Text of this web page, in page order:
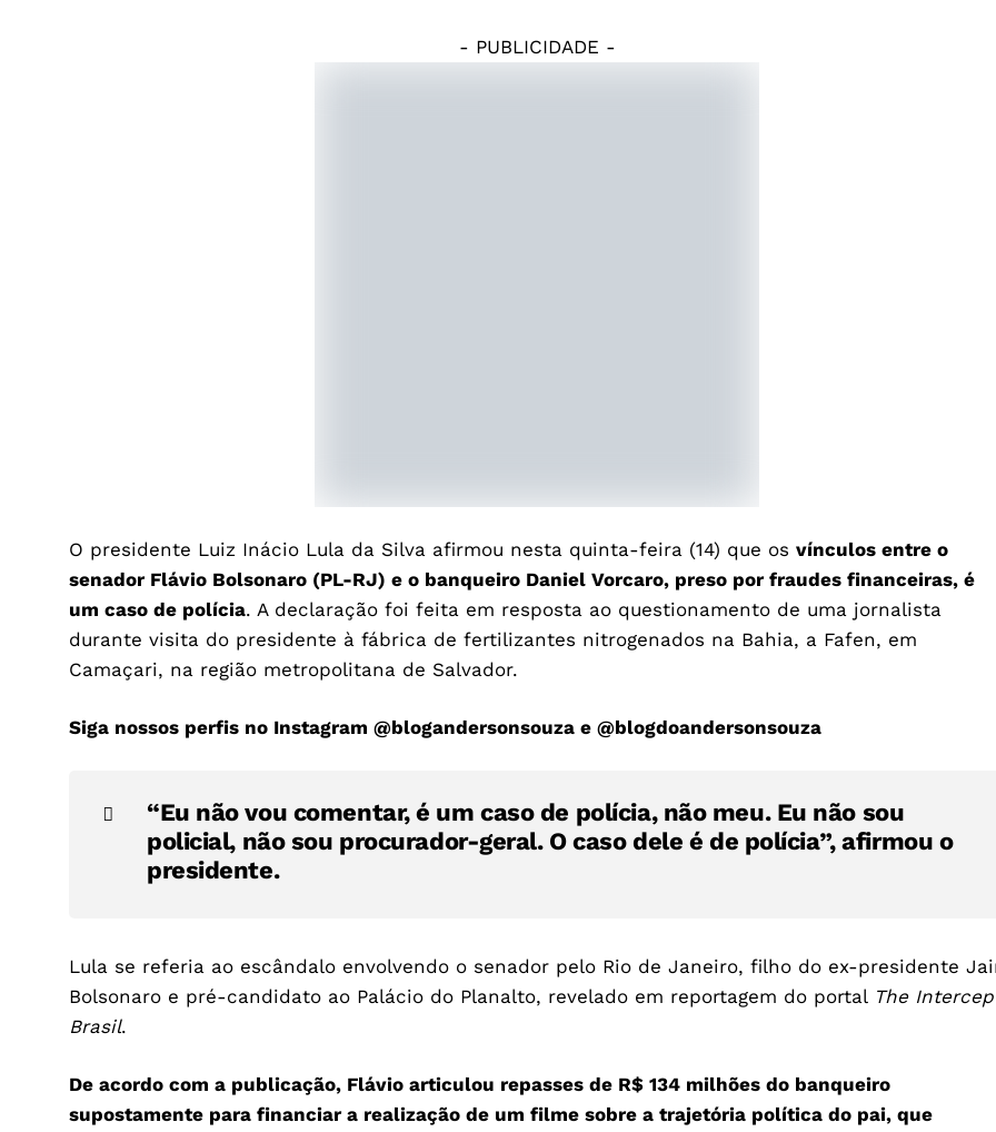
- PUBLICIDADE -
O presidente Luiz Inácio Lula da Silva afirmou nesta quinta-feira (14) que os vínculos entre o
senador Flávio Bolsonaro (PL-RJ) e o banqueiro Daniel Vorcaro, preso por fraudes financeiras, é
um caso de polícia. A declaração foi feita em resposta ao questionamento de uma jornalista
durante visita do presidente à fábrica de fertilizantes nitrogenados na Bahia, a Fafen, em
Camaçari, na região metropolitana de Salvador.
Siga nossos perfis no Instagram @blogandersonsouza e @blogdoandersonsouza
“Eu não vou comentar, é um caso de polícia, não meu. Eu não sou
policial, não sou procurador-geral. O caso dele é de polícia”, afirmou o
presidente.
Lula se referia ao escândalo envolvendo o senador pelo Rio de Janeiro, filho do ex-presidente
Bolsonaro e pré-candidato ao Palácio do Planalto, revelado em reportagem do portal The
Brasil.
De acordo com a publicação, Flávio articulou repasses de R$ 134 milhões do banqueiro
supostamente para financiar a realização de um filme sobre a trajetória política do pai, que